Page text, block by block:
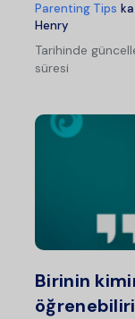
Parenting Tips
Henry
Tarihinde
süresi
Birinin